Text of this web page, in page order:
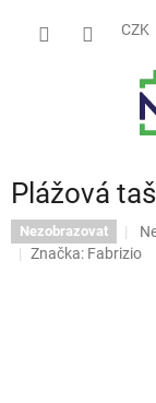
CZK
Plážová
Nezobrazovat
Značka: Fabrizio